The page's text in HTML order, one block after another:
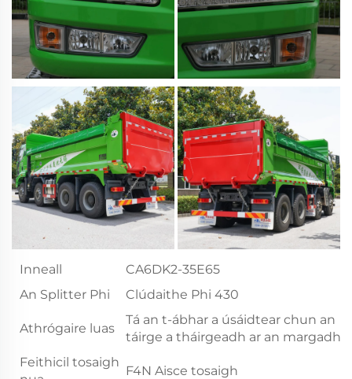
Inneall
CA6DK2-35E65
An Splitter Phi
Clúdaithe Phi 430
Athrógaire luas
Tá an t-ábhar a úsáidtear chun an
táirge a tháirgeadh ar an margadh.
Feithicil tosaigh
F4N Aisce tosaigh